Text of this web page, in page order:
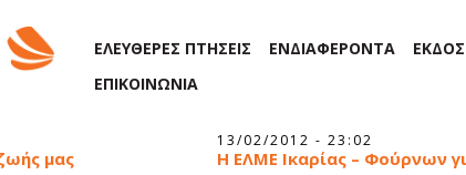
ΕΛΕΥΘΕΡΕΣ ΠΤΗΣΕΙΣ ΕΝΔΙΑΦΕΡΟΝΤΑ
ΕΠΙΚΟΙΝΩΝΙΑ
μας
13/02/2012 - 23:02
Η ΕΛΜΕ Ικαρίας – Φούρνων